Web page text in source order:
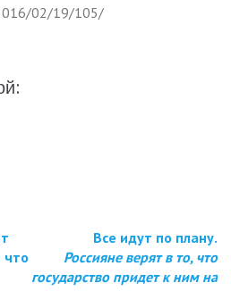
02/19/105/
что
Все идут по плану.
Россияне верят в то, что
государство придет к ним на